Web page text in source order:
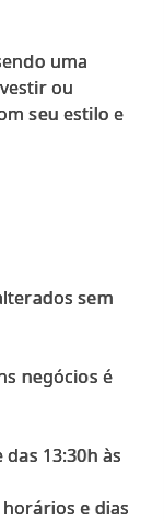
uma
ou
seu estilo e
sem
negócios é
das 13:30h às
e dias